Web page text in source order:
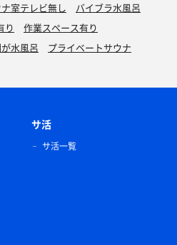
室テレビ無し
バイブラ水風呂
り
作業スペース有り
水風呂 プライベートサウナ
サ活
サ活一覧